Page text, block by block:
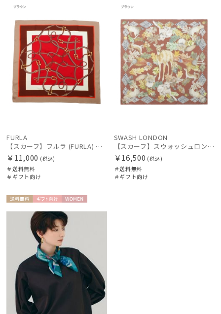
料
FURLA
【スカーフ】フルラ (FURLA) ベルトスクエア 88cm×88cm UV 手洗い可 プレゼント ギフト
￥11,000 (税込)
＃送料無料
＃ギフト向け
料
SWASH LONDON
【スカーフ】スウォッシュロンドン (SWASH LONDON) Cinereous Forest シルクスカーフ 68cm×68cm プレゼント ギフト クリスマス
￥16,500 (税込)
＃送料無料
＃ギフト向け
向け
N